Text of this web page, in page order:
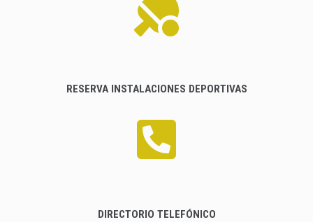
RESERVA INSTALACIONES DEPORTIVAS
DIRECTORIO TELEFÓNICO